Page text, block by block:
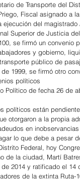
de Transporte del
Fiscal asignado a
ejecución del
Superior de Justicia
se firmó un convenio
y gobierno,
público de
1999, se firmó otro
políticos
Político de fecha 26 de
políticos están
otorgaron a la propia
en
lo que debe a pesar
Federal, hoy
de la ciudad, Martí
2014 y ratificado el
de la extinta